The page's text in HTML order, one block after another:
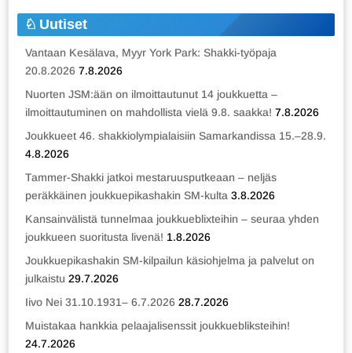
Uutiset
Vantaan Kesälava, Myyr York Park: Shakki-työpaja
20.8.2026 7.8.2026
Nuorten JSM:ään on ilmoittautunut 14 joukkuetta –
ilmoittautuminen on mahdollista vielä 9.8. saakka! 7.8.2026
Joukkueet 46. shakkiolympialaisiin Samarkandissa 15.–28.9.
4.8.2026
Tammer-Shakki jatkoi mestaruusputkeaan – neljäs
peräkkäinen joukkuepikashakin SM-kulta 3.8.2026
Kansainvälistä tunnelmaa joukkueblixteihin – seuraa yhden
joukkueen suoritusta livenä! 1.8.2026
Joukkuepikashakin SM-kilpailun käsiohjelma ja palvelut on
julkaistu 29.7.2026
Iivo Nei 31.10.1931– 6.7.2026 28.7.2026
Muistakaa hankkia pelaajalisenssit joukkuebliksteihin!
24.7.2026